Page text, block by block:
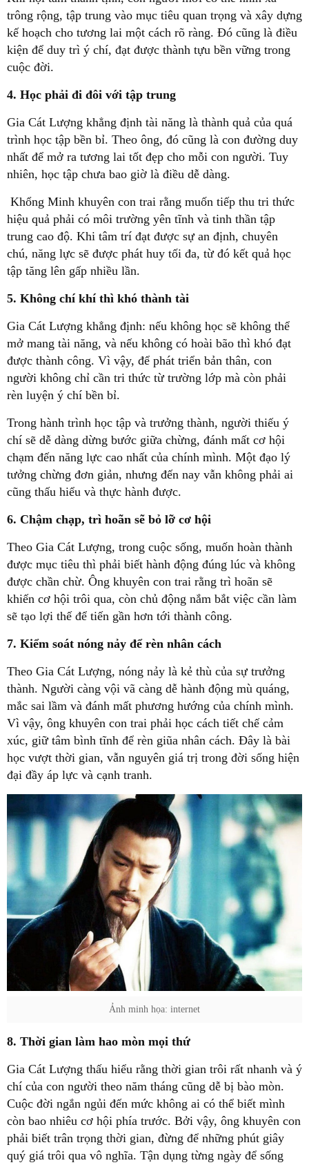
trông rộng, tập trung vào mục tiêu quan trọng và xây dựng
kế hoạch cho tương lai một cách rõ ràng. Đó cũng là điều
kiện để duy trì ý chí, đạt được thành tựu bền vững trong
cuộc đời.
4. Học phải đi đôi với tập trung
Gia Cát Lượng khẳng định tài năng là thành quả của quá
trình học tập bền bỉ. Theo ông, đó cũng là con đường duy
nhất để mở ra tương lai tốt đẹp cho mỗi con người. Tuy
nhiên, học tập chưa bao giờ là điều dễ dàng.
Khổng Minh khuyên con trai rằng muốn tiếp thu tri thức
hiệu quả phải có môi trường yên tĩnh và tinh thần tập
trung cao độ. Khi tâm trí đạt được sự an định, chuyên
chú, năng lực sẽ được phát huy tối đa, từ đó kết quả học
tập tăng lên gấp nhiều lần.
5. Không chí khí thì khó thành tài
Gia Cát Lượng khẳng định: nếu không học sẽ không thể
mở mang tài năng, và nếu không có hoài bão thì khó đạt
được thành công. Vì vậy, để phát triển bản thân, con
người không chỉ cần tri thức từ trường lớp mà còn phải
rèn luyện ý chí bền bỉ.
Trong hành trình học tập và trưởng thành, người thiếu ý
chí sẽ dễ dàng dừng bước giữa chừng, đánh mất cơ hội
chạm đến năng lực cao nhất của chính mình. Một đạo lý
tưởng chừng đơn giản, nhưng đến nay vẫn không phải ai
cũng thấu hiểu và thực hành được.
6. Chậm chạp, trì hoãn sẽ bỏ lỡ cơ hội
Theo Gia Cát Lượng, trong cuộc sống, muốn hoàn thành
được mục tiêu thì phải biết hành động đúng lúc và không
được chần chừ. Ông khuyên con trai rằng trì hoãn sẽ
khiến cơ hội trôi qua, còn chủ động nắm bắt việc cần làm
sẽ tạo lợi thế để tiến gần hơn tới thành công.
7. Kiểm soát nóng nảy để rèn nhân cách
Theo Gia Cát Lượng, nóng nảy là kẻ thù của sự trưởng
thành. Người càng vội vã càng dễ hành động mù quáng,
mắc sai lầm và đánh mất phương hướng của chính mình.
Vì vậy, ông khuyên con trai phải học cách tiết chế cảm
xúc, giữ tâm bình tĩnh để rèn giũa nhân cách. Đây là bài
học vượt thời gian, vẫn nguyên giá trị trong đời sống hiện
đại đầy áp lực và cạnh tranh.
Ảnh minh họa: internet
8. Thời gian làm hao mòn mọi thứ
Gia Cát Lượng thấu hiểu rằng thời gian trôi rất nhanh và ý
chí của con người theo năm tháng cũng dễ bị bào mòn.
Cuộc đời ngắn ngủi đến mức không ai có thể biết mình
còn bao nhiêu cơ hội phía trước. Bởi vậy, ông khuyên con
phải biết trân trọng thời gian, đừng để những phút giây
quý giá trôi qua vô nghĩa. Tận dụng từng ngày để sống